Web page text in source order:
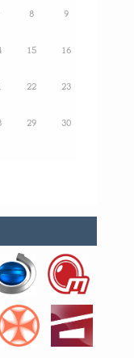
8 9
15 16
22 23
29 30